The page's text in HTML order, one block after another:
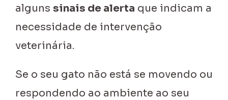
alguns sinais de alerta que indicam a
necessidade de intervenção
veterinária.
Se o seu gato não está se movendo ou
respondendo ao ambiente ao seu